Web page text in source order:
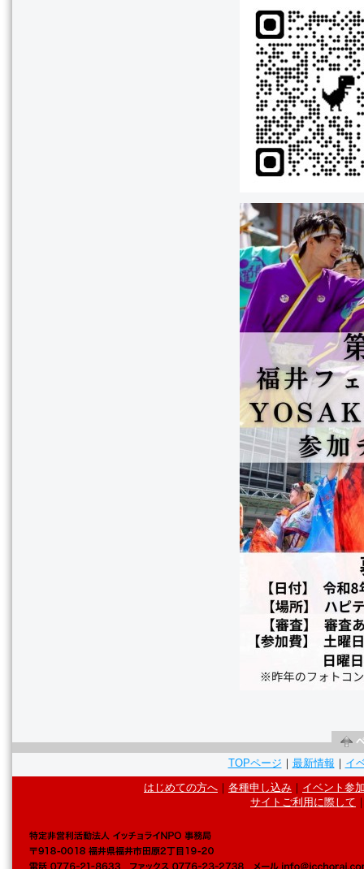
TOPページ ｜ 最新情報 ｜ イ
はじめての方へ ｜ 各種申し込み ｜ イベント参
サイトご利用に際して